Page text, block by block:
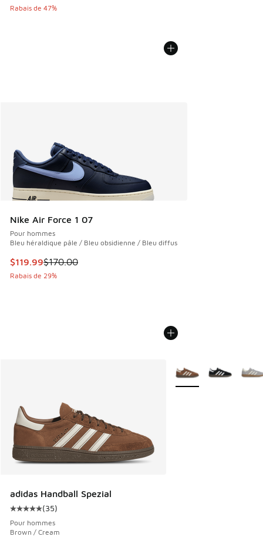
Rabais de 47%
Nike Air Force 1 07
Pour hommes
Bleu héraldique pâle / Bleu obsidienne / Bleu diffus
Cet article est en solde. Le prix est passé de $170.00 à
$119.99$170.00
Rabais de 29%
adidas Handball Spezial
Cote moyenne du client - [5 sur 5 étoiles], 35
(35)
Pour hommes
Brown / Cream
Plus de couleurs